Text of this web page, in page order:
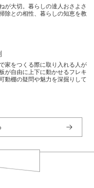
が大切。暮らしの達人おさよさ
除との相性、暮らしの知恵を教
家をつくる際に取り入れる人が
が自由に上下に動かせるフレキ
動棚の疑問や魅力を深掘りして